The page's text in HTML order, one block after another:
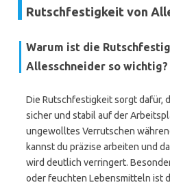
Rutschfestigkeit von
Warum ist die
Allesschneider so wichtig?
Die Rutschfestigkeit sorgt dafür,
sicher und stabil auf der
ungewolltes Verrutschen
kannst du präzise arbeiten und
wird deutlich verringert.
oder feuchten Lebensmitteln ist